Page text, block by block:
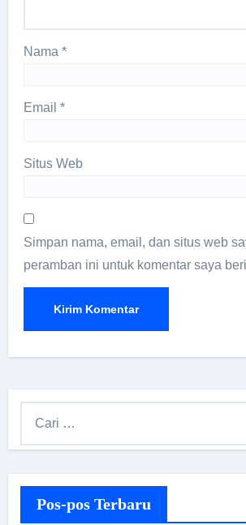
Nama*
Email*
Situs Web
Simpan nama, email, dan situs web
peramban ini untuk komentar saya
Pos-pos Terbaru